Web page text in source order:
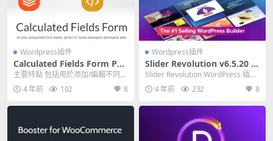
Wordpress插件
Calculated Fields Form PR
O 5.1.69 免費下載
主要特點 包括用於添加/編輯不同字
段類型的表單構建器，包括一個或
多個基於在其他字...
4 年前 102 8
Wordpress插件
Slider Revolution v6.5.20 +
附加插件
Slider Revolution WordPress 插件
功能 將任何 Sli...
4 年前 232 8